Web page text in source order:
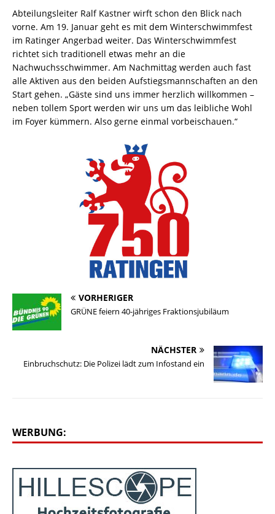
Abteilungsleiter Ralf Kastner wirft schon den Blick nach
vorne. Am 19. Januar geht es mit dem Winterschwimmfest
im Ratinger Angerbad weiter. Das Winterschwimmfest
richtet sich traditionell etwas mehr an die
Nachwuchsschwimmer. Am Nachmittag werden auch fast
alle Aktiven aus den beiden Aufstiegsmannschaften an den
Start gehen. „Gäste sind uns immer herzlich willkommen –
neben tollem Sport werden wir uns um das leibliche Wohl
im Foyer kümmern. Also gerne einmal vorbeischauen.“
VORHERIGER
GRÜNE feiern 40-jähriges Fraktionsjubiläum
NÄCHSTER
Einbruchschutz: Die Polizei lädt zum Infostand ein
WERBUNG: